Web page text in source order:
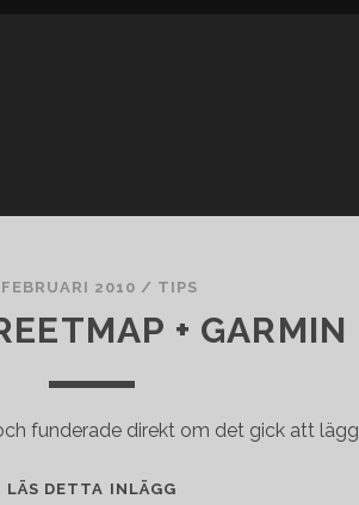
2010 / TIPS
+ GARMIN
funderade direkt om det gick att
LÄS DETTA INLÄGGOPENSTREETMAP